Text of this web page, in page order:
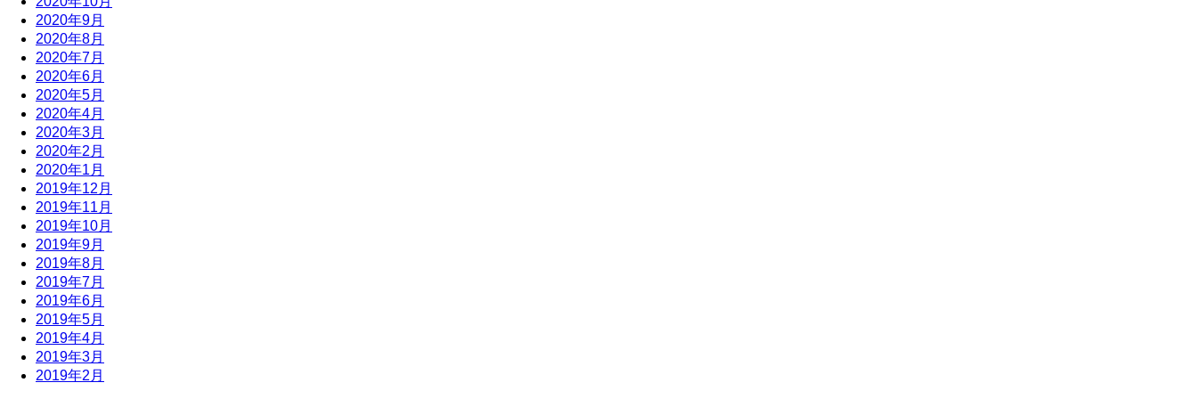
2020年9月
2020年8月
2020年7月
2020年6月
2020年5月
2020年4月
2020年3月
2020年2月
2020年1月
2019年12月
2019年11月
2019年10月
2019年9月
2019年8月
2019年7月
2019年6月
2019年5月
2019年4月
2019年3月
2019年2月